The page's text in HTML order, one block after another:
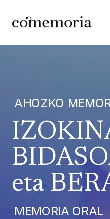
contenido
AHOZKO
eta
MEMORIA ORAL